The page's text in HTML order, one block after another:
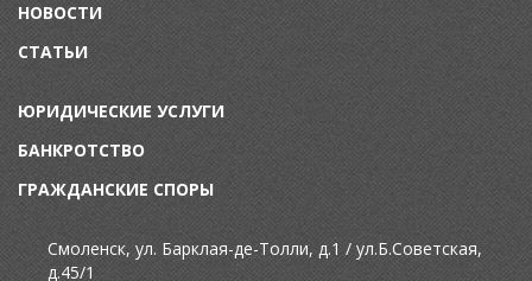
НОВОСТИ
СТАТЬИ
ЮРИДИЧЕСКИЕ УСЛУГИ
БАНКРОТСТВО
ГРАЖДАНСКИЕ СПОРЫ
Смоленск, ул. Барклая-де-Толли, д.1 / ул.Б.Советская,
д.45/1